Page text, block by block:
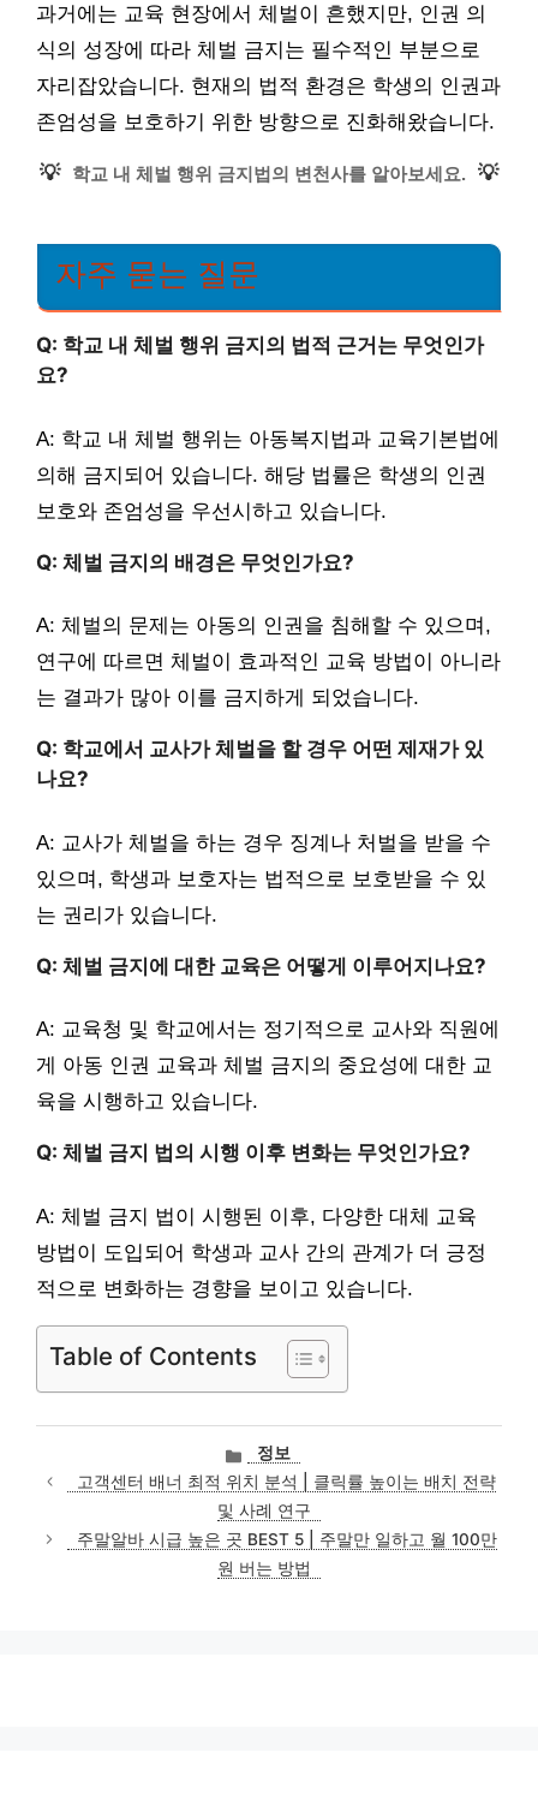
과거에는 교육 현장에서 체벌이 흔했지만, 인권 의
식의 성장에 따라 체벌 금지는 필수적인 부분으로
자리잡았습니다. 현재의 법적 환경은 학생의 인권과
존엄성을 보호하기 위한 방향으로 진화해왔습니다.
💡 학교 내 체벌 행위 금지법의 변천사를 알아보세요. 💡
자주 묻는 질문
Q: 학교 내 체벌 행위 금지의 법적 근거는 무엇인가
요?
A: 학교 내 체벌 행위는 아동복지법과 교육기본법에
의해 금지되어 있습니다. 해당 법률은 학생의 인권
보호와 존엄성을 우선시하고 있습니다.
Q: 체벌 금지의 배경은 무엇인가요?
A: 체벌의 문제는 아동의 인권을 침해할 수 있으며,
연구에 따르면 체벌이 효과적인 교육 방법이 아니라
는 결과가 많아 이를 금지하게 되었습니다.
Q: 학교에서 교사가 체벌을 할 경우 어떤 제재가 있
나요?
A: 교사가 체벌을 하는 경우 징계나 처벌을 받을 수
있으며, 학생과 보호자는 법적으로 보호받을 수 있
는 권리가 있습니다.
Q: 체벌 금지에 대한 교육은 어떻게 이루어지나요?
A: 교육청 및 학교에서는 정기적으로 교사와 직원에
게 아동 인권 교육과 체벌 금지의 중요성에 대한 교
육을 시행하고 있습니다.
Q: 체벌 금지 법의 시행 이후 변화는 무엇인가요?
A: 체벌 금지 법이 시행된 이후, 다양한 대체 교육
방법이 도입되어 학생과 교사 간의 관계가 더 긍정
적으로 변화하는 경향을 보이고 있습니다.
Table of Contents
카
테
고
리
정보
고객센터 배너 최적 위치 분석 | 클릭률 높이는 배치 전략
및 사례 연구
주말알바 시급 높은 곳 BEST 5 | 주말만 일하고 월 100만
원 버는 방법